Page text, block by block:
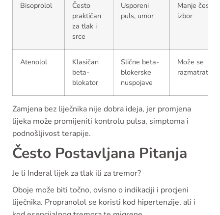
Bisoprolol
Često
praktičan
za tlak i
srce
Usporeni
puls, umor
Manje čest
izbor
Atenolol
Klasičan
beta-
blokator
Slične beta-
blokerske
nuspojave
Može se
razmatrati
Zamjena bez liječnika nije dobra ideja, jer promjena
lijeka može promijeniti kontrolu pulsa, simptoma i
podnošljivost terapije.
Često Postavljana Pitanja
Je li Inderal lijek za tlak ili za tremor?
Oboje može biti točno, ovisno o indikaciji i procjeni
liječnika. Propranolol se koristi kod hipertenzije, ali i